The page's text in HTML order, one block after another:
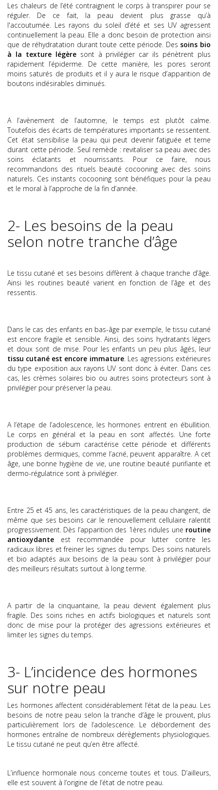
Les chaleurs de l’été contraignent le corps à transpirer pour se
réguler. De ce fait, la peau devient plus grasse qu’à
l'accoutumée. Les rayons du soleil d’été et ses UV agressent
continuellement la peau. Elle a donc besoin de protection ainsi
que de réhydratation durant toute cette période. Des soins bio
à la texture légèresont à privilégier car ils pénètrent plus
rapidement l’épiderme. De cette manière, les pores seront
moins saturés de produits et il y aura le risque d’apparition de
boutons indésirables diminués.
A l’avènement de l’automne, le temps est plutôt calme.
Toutefois des écarts de températures importants se ressentent.
Cet état sensibilise la peau qui peut devenir fatiguée et terne
durant cette période. Seul remède : revitaliser sa peau avec des
soins éclatants et nourrissants. Pour ce faire, nous
recommandons des rituels beauté cocooning avec des soins
naturels. Ces instants cocooning sont bénéfiques pour la peau
et le moral à l’approche de la fin d’année.
2- Les besoins de la peau
selon notre tranche d’âge
Le tissu cutané et ses besoins diffèrent à chaque tranche d’âge.
Ainsi les routines beauté varient en fonction de l’âge et des
ressentis.
Dans le cas des enfants en bas-âge par exemple, le tissu cutané
est encore fragile et sensible. Ainsi, des soins hydratants légers
et doux sont de mise. Pour les enfants un peu plus âgés, leur
tissu cutané est encore immature. Les agressions extérieures
du type exposition aux rayons UV sont donc à éviter. Dans ces
cas, les crèmes solaires bio ou autres soins protecteurs sont à
privilégier pour préserver la peau.
A l’étape de l’adolescence, les hormones entrent en ébullition.
Le corps en général et la peau en sont affectés. Une forte
production de sébum caractérise cette période et différents
problèmes dermiques, comme l’acné, peuvent apparaître. A cet
âge, une bonne hygiène de vie, une routine beauté purifiante et
dermo-régulatrice sont à privilégier.
Entre 25 et 45 ans, les caractéristiques de la peau changent, de
même que ses besoins car le renouvellement cellulaire ralentit
progressivement. Dès l’apparition des 1ères ridules une routine
antioxydante est recommandée pour lutter contre les
radicaux libres et freiner les signes du temps. Des soins naturels
et bio adaptés aux besoins de la peau sont à privilégier pour
des meilleurs résultats surtout à long terme.
A partir de la cinquantaine, la peau devient également plus
fragile. Des soins riches en actifs biologiques et naturels sont
donc de mise pour la protéger des agressions extérieures et
limiter les signes du temps.
3- L’incidence des hormones
sur notre peau
Les hormones affectent considérablement l’état de la peau. Les
besoins de notre peau selon la tranche d’âge le prouvent, plus
particulièrement lors de l’adolescence. Le débordement des
hormones entraîne de nombreux dérèglements physiologiques.
Le tissu cutané ne peut qu’en être affecté.
L’influence hormonale nous concerne toutes et tous. D’ailleurs,
elle est souvent à l’origine de l’état de notre peau.